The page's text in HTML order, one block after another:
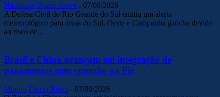
Nacionais Diario News - 07/08/2026
A Defesa Civil do Rio Grande do Sul emitiu um alerta
meteorológico para áreas do Sul, Oeste e Campanha gaúcha devido
ao risco de...
Brasil e China avançam em integração de
pagamentos com conexão ao Pix
Mundo Diario News - 07/08/2026